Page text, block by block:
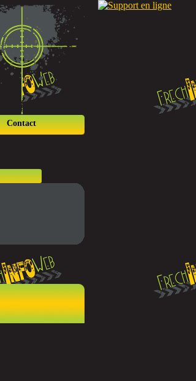
Contact